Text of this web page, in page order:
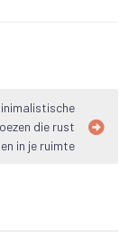
die rust
in je ruimte